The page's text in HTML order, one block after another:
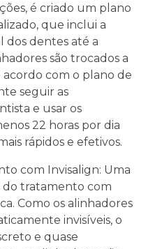
é criado um plano
que inclui a
dos dentes até a
são trocados a
acordo com o plano de
seguir as
e usar os
22 horas por dia
rápidos e efetivos.
com Invisalign: Uma
do tratamento com
Como os alinhadores
invisíveis, o
e quase